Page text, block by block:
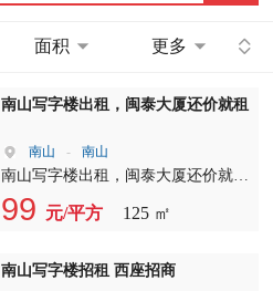
面积 更多
南山写字楼出租，闽泰大厦还价就租
南山 - 南山
南山写字楼出租，闽泰大厦还价就租
单位：14C-105 朝向:?南，5人间 价
格：5500元(包管理费） 单位：14C-
管理费） 单位：14C-203 朝向：正
99 元/平方 125 ㎡
南山写字楼招租 西座招商